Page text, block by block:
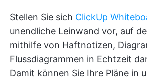
Stellen Sie sich ClickUp
unendliche Leinwand vor, auf
mithilfe von Haftnotizen,
Flussdiagrammen in Echtzeit
Damit können Sie Ihre Pläne in